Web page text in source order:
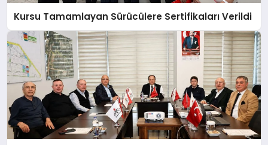
Kursu Tamamlayan Sürücülere Sertifikaları Verildi